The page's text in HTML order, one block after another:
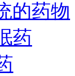
的药物
药